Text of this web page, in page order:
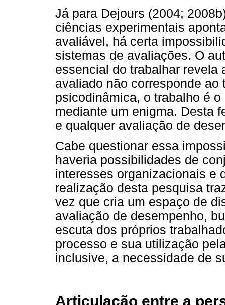
Já para Dejours (2004;
ciências experimentais
avaliável, há certa
sistemas de avaliações. O
essencial do trabalhar revela
avaliado não corresponde ao
psicodinâmica, o trabalho é
mediante um enigma. Desta
e qualquer avaliação de
Cabe questionar essa
haveria possibilidades de
interesses organizacionais e
realização desta pesquisa
vez que cria um espaço de
avaliação de desempenho,
escuta dos próprios
processo e sua utilização
inclusive, a necessidade de
Articulação entre a